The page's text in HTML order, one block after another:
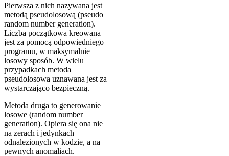
Pierwsza z nich nazywana jest
metodą pseudolosową (pseudo
random number generation).
Liczba początkowa kreowana
jest za pomocą odpowiedniego
programu, w maksymalnie
losowy sposób. W wielu
przypadkach metoda
pseudolosowa uznawana jest za
wystarczająco bezpieczną.
Metoda druga to generowanie
losowe (random number
generation). Opiera się ona nie
na zerach i jedynkach
odnalezionych w kodzie, a na
pewnych anomaliach.